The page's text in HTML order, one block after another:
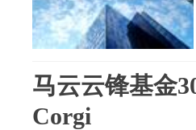
马云云锋基金
Corgi